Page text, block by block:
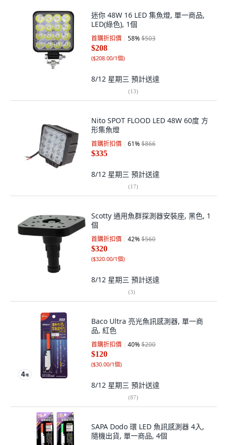
迷你 48W 16 LED 集魚燈, 單一商品,
LED(綠色), 1個
首購折扣價 58%$503
$208
($208.00/1個)
8/12 星期三 預計送達
(13)
Nito SPOT FLOOD LED 48W 60度 方
形集魚燈
首購折扣價 61%$866
$335
8/12 星期三 預計送達
(17)
Scotty 通用魚群探測器安裝座, 黑色, 1
個
首購折扣價 42%$560
$320
($320.00/1個)
8/12 星期三 預計送達
(3)
Baco Ultra 亮光魚訊感測器, 單一商
品, 紅色
首購折扣價 40%$200
$120
($30.00/1個)
8/12 星期三 預計送達
(87)
SAPA Dodo 環 LED 魚訊感測器 4入,
隨機出貨, 單一商品, 4個